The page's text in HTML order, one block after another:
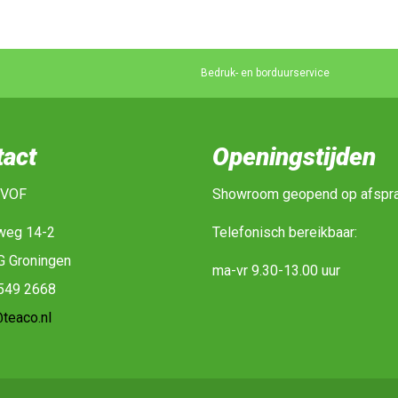
Bedruk- en borduurservice
14-2
Groningen
2668
Openingstijden
Showroom geopend op
Telefonisch bereikbaar:
ma-vr 9.30-13.00 uur